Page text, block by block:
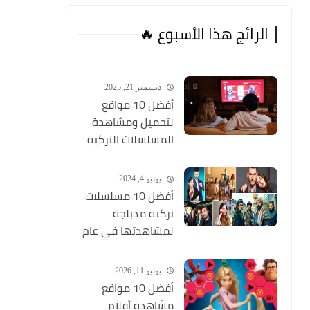
الرائج هذا الأسبوع 🔥
ديسمبر 21, 2025
أفضل 10 مواقع
لتحميل ومشاهدة
المسلسلات التركية
يونيو 4, 2024
أفضل 10 مسلسلات
تركية مدبلجة
لمشاهدتها في عام
المسلسلات التركية
HD)
يونيو 11, 2026
أفضل 10 مواقع
مشاهدة أفلام